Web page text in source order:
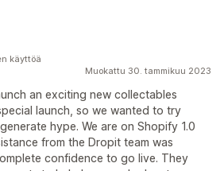
Muokattu 30. tammikuu 2023
an exciting new collectables
launch, so we wanted to try
hype. We are on Shopify 1.0
from the Dropit team was
confidence to go live. They
käyttöä